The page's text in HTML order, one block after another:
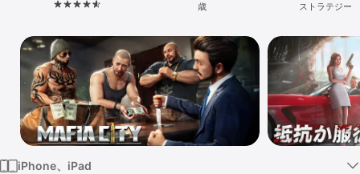
iPhone
iPad
Mac
Vision
Watch
TV
歳 ストラテジー
iPhone、iPad